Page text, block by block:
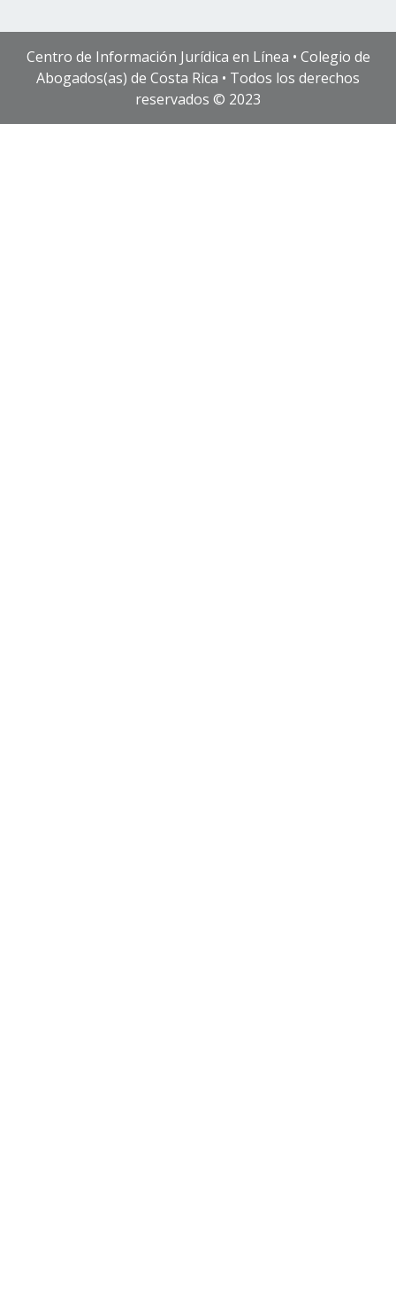
Centro de Información Jurídica en Línea • Colegio de
Abogados(as) de Costa Rica • Todos los derechos
reservados © 2023